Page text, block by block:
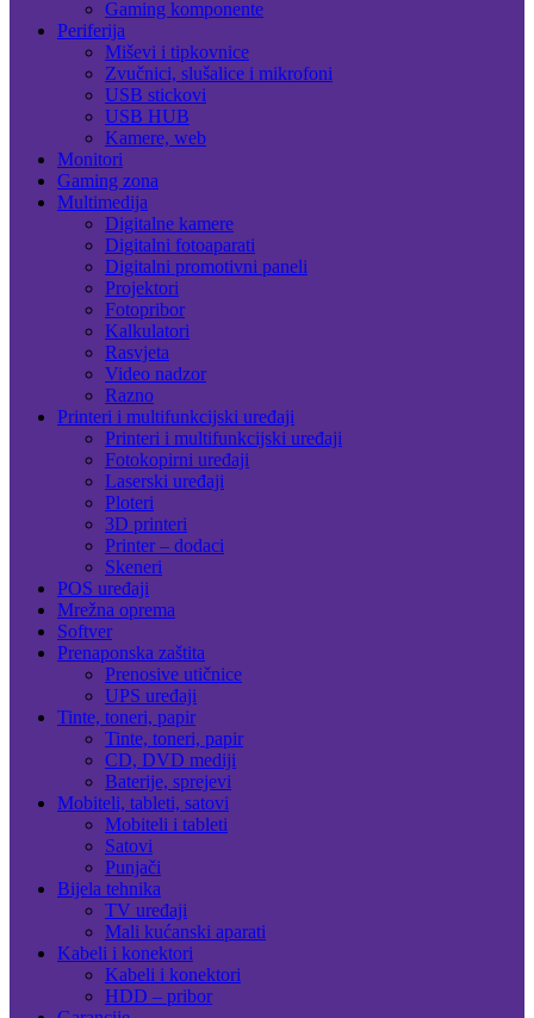
Gaming komponente
Periferija
Miševi i tipkovnice
Zvučnici, slušalice i mikrofoni
USB stickovi
USB HUB
Kamere, web
Monitori
Gaming zona
Multimedija
Digitalne kamere
Digitalni fotoaparati
Digitalni promotivni paneli
Projektori
Fotopribor
Kalkulatori
Rasvjeta
Video nadzor
Razno
Printeri i multifunkcijski uređaji
Printeri i multifunkcijski uređaji
Fotokopirni uređaji
Laserski uređaji
Ploteri
3D printeri
Printer – dodaci
Skeneri
POS uređaji
Mrežna oprema
Softver
Prenaponska zaštita
Prenosive utičnice
UPS uređaji
Tinte, toneri, papir
Tinte, toneri, papir
CD, DVD mediji
Baterije, sprejevi
Mobiteli, tableti, satovi
Mobiteli i tableti
Satovi
Punjači
Bijela tehnika
TV uređaji
Mali kućanski aparati
Kabeli i konektori
Kabeli i konektori
HDD – pribor